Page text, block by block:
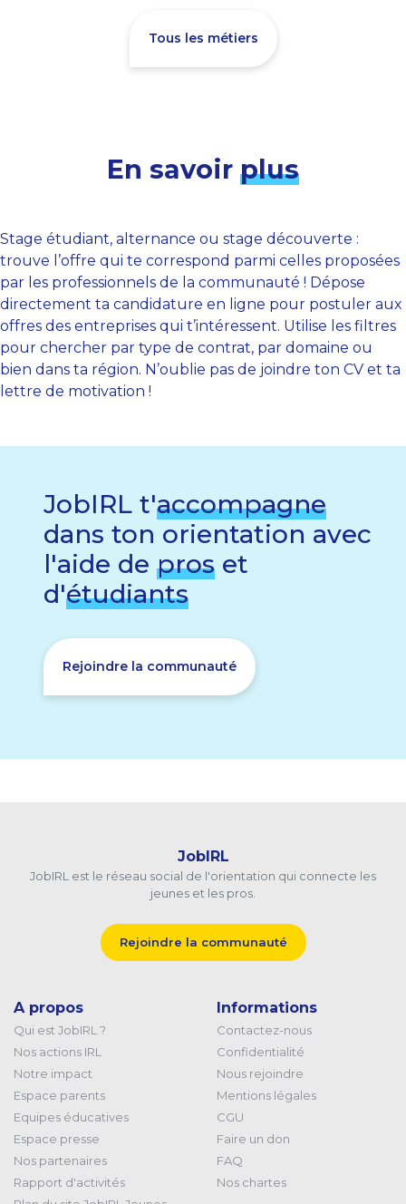
Tous les métiers
En savoir plus
Stage étudiant, alternance ou stage découverte :
trouve l’offre qui te correspond parmi celles proposées
par les professionnels de la communauté ! Dépose
directement ta candidature en ligne pour postuler aux
offres des entreprises qui t’intéressent. Utilise les filtres
pour chercher par type de contrat, par domaine ou
bien dans ta région. N’oublie pas de joindre ton CV et ta
lettre de motivation !
JobIRL t'accompagne
dans ton orientation avec
l'aide de pros et
d'étudiants
Rejoindre la communauté
JobIRL
JobIRL est le réseau social de l'orientation qui connecte les
jeunes et les pros.
Rejoindre la communauté
A propos
Qui est JobIRL ?
Nos actions IRL
Notre impact
Espace parents
Equipes éducatives
Espace presse
Nos partenaires
Rapport d'activités
Informations
Contactez-nous
Confidentialité
Nous rejoindre
Mentions légales
CGU
Faire un don
FAQ
Nos chartes